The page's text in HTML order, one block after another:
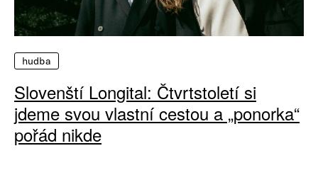
hudba
Slovenští Longital: Čtvrtstoletí si
jdeme svou vlastní cestou a „ponorka“
pořád nikde